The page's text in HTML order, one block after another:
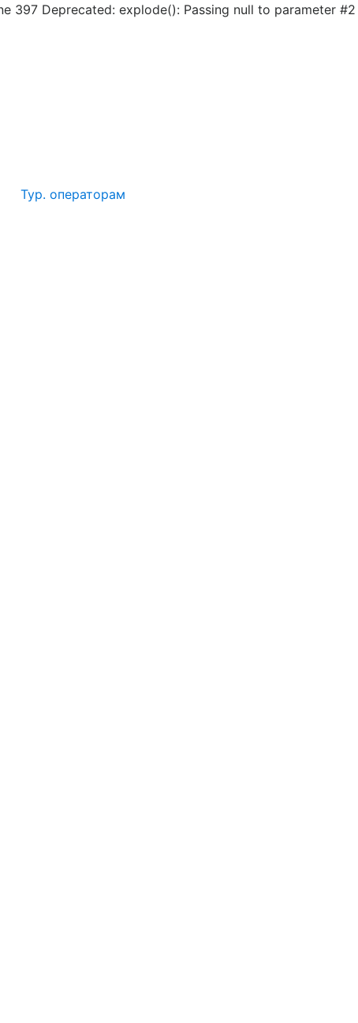
397 Deprecated: explode(): Passing null to parameter #2
Тур. операторам